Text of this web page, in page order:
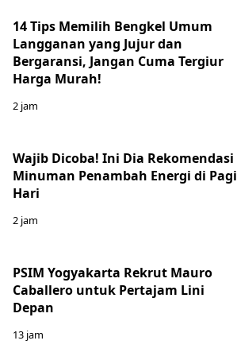
14 Tips Memilih Bengkel Umum
Langganan yang Jujur dan
Bergaransi, Jangan Cuma Tergiur
Harga Murah!
2 jam
Wajib Dicoba! Ini Dia Rekomendasi
Minuman Penambah Energi di Pagi
Hari
2 jam
PSIM Yogyakarta Rekrut Mauro
Caballero untuk Pertajam Lini
Depan
13 jam